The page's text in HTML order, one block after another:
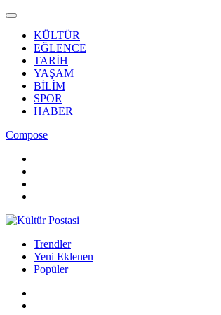
KÜLTÜR
EĞLENCE
TARİH
YAŞAM
BİLİM
SPOR
HABER
Compose
Trendler
Yeni Eklenen
Popüler